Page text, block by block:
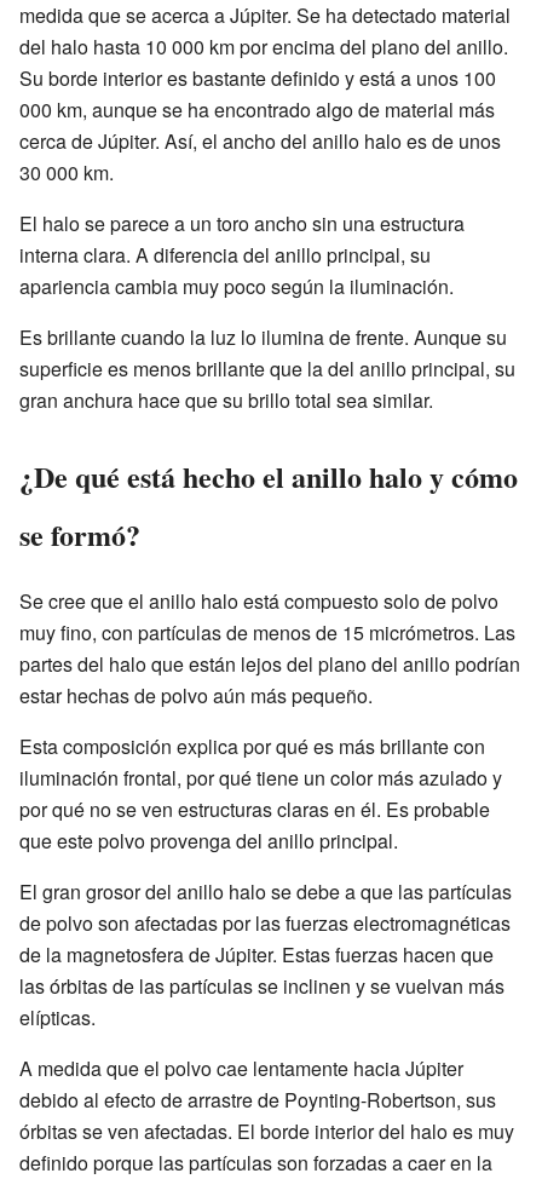
medida que se acerca a Júpiter. Se ha detectado material
del halo hasta 10 000 km por encima del plano del anillo.
Su borde interior es bastante definido y está a unos 100
000 km, aunque se ha encontrado algo de material más
cerca de Júpiter. Así, el ancho del anillo halo es de unos
30 000 km.
El halo se parece a un toro ancho sin una estructura
interna clara. A diferencia del anillo principal, su
apariencia cambia muy poco según la iluminación.
Es brillante cuando la luz lo ilumina de frente. Aunque su
superficie es menos brillante que la del anillo principal, su
gran anchura hace que su brillo total sea similar.
¿De qué está hecho el anillo halo y cómo
se formó?
Se cree que el anillo halo está compuesto solo de polvo
muy fino, con partículas de menos de 15 micrómetros. Las
partes del halo que están lejos del plano del anillo podrían
estar hechas de polvo aún más pequeño.
Esta composición explica por qué es más brillante con
iluminación frontal, por qué tiene un color más azulado y
por qué no se ven estructuras claras en él. Es probable
que este polvo provenga del anillo principal.
El gran grosor del anillo halo se debe a que las partículas
de polvo son afectadas por las fuerzas electromagnéticas
de la magnetosfera de Júpiter. Estas fuerzas hacen que
las órbitas de las partículas se inclinen y se vuelvan más
elípticas.
A medida que el polvo cae lentamente hacia Júpiter
debido al efecto de arrastre de Poynting-Robertson, sus
órbitas se ven afectadas. El borde interior del halo es muy
definido porque las partículas son forzadas a caer en la